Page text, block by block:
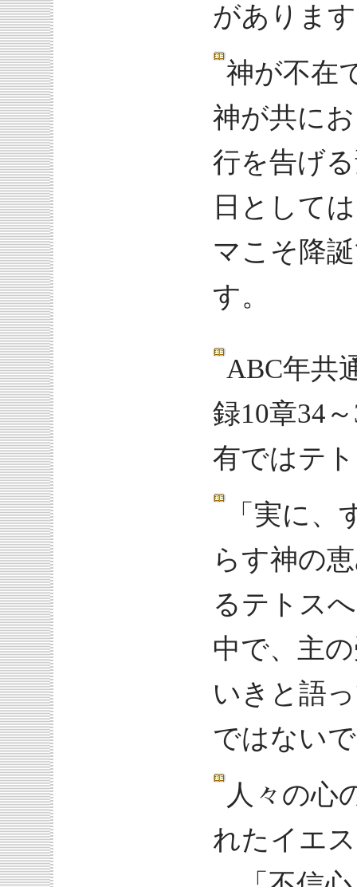
がありま
神が不在
神が共に
行を告げ
日として
マこそ降
す。
ABC年共
録10章34
有ではテ
「実に
らす神の
るテトス
中で、主
いきと語
ではない
人々の心
れたイエ